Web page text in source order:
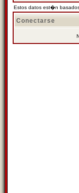
Estos datos est�n
Conectarse